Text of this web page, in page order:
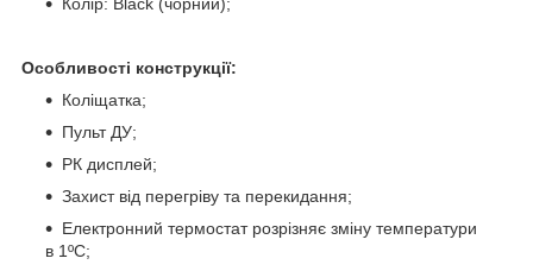
Особливості конструкції:
Коліщатка;
Пульт ДУ;
РК дисплей;
Захист від перегріву та перекидання;
Електронний термостат розрізняє зміну температури
в 1ºС;